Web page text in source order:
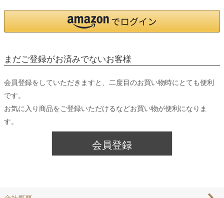
まだご登録がお済みでないお客様
会員登録をしていただきますと、二度目のお買い物時にとても便利
です。
お気に入り商品をご登録いただけるなどお買い物が便利になりま
す。
会員登録